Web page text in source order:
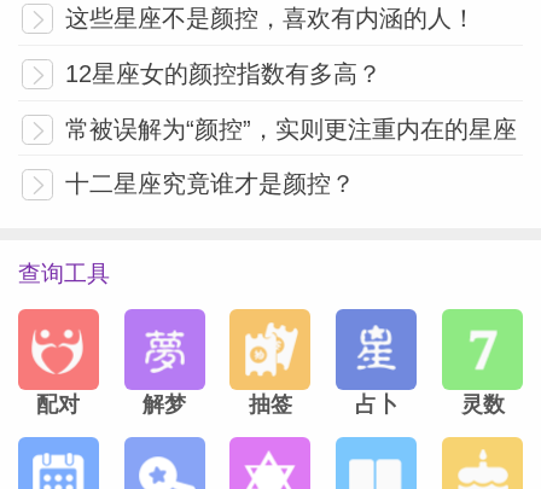
这些星座不是颜控，喜欢有内涵的人！
12星座女的颜控指数有多高？
常被误解为“颜控”，实则更注重内在的星座
十二星座究竟谁才是颜控？
查询工具
配对 解梦 抽签 占卜 灵数